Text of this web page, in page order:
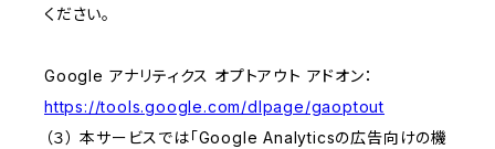
ください。
Google アナリティクス オプトアウト アドオン：
https://tools.google.com/dlpage/gaoptout
（３） 本サービスでは「Google Analyticsの広告向けの機